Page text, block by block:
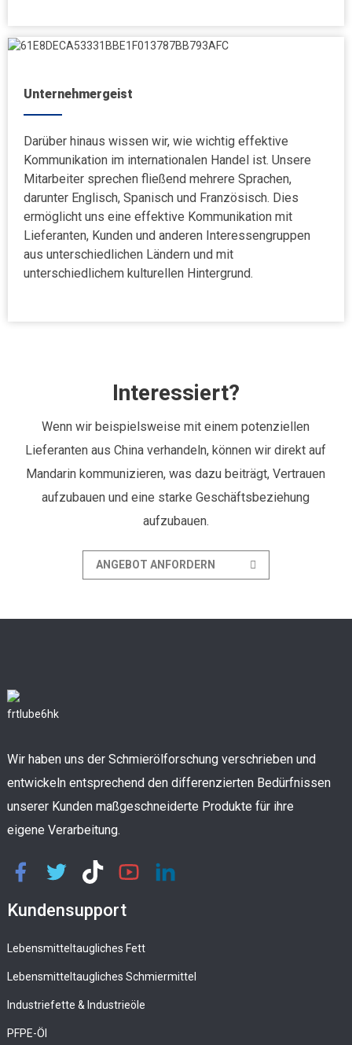
Unternehmergeist
Darüber hinaus wissen wir, wie wichtig effektive
Kommunikation im internationalen Handel ist. Unsere
Mitarbeiter sprechen fließend mehrere Sprachen,
darunter Englisch, Spanisch und Französisch. Dies
ermöglicht uns eine effektive Kommunikation mit
Lieferanten, Kunden und anderen Interessengruppen
aus unterschiedlichen Ländern und mit
unterschiedlichem kulturellen Hintergrund.
Interessiert?
Wenn wir beispielsweise mit einem potenziellen
Lieferanten aus China verhandeln, können wir direkt auf
Mandarin kommunizieren, was dazu beiträgt, Vertrauen
aufzubauen und eine starke Geschäftsbeziehung
aufzubauen.
ANGEBOT ANFORDERN
Wir haben uns der Schmierölforschung verschrieben und
entwickeln entsprechend den differenzierten Bedürfnissen
unserer Kunden maßgeschneiderte Produkte für ihre
eigene Verarbeitung.
Kundensupport
Lebensmitteltaugliches Fett
Lebensmitteltaugliches Schmiermittel
Industriefette & Industrieöle
PFPE-Öl